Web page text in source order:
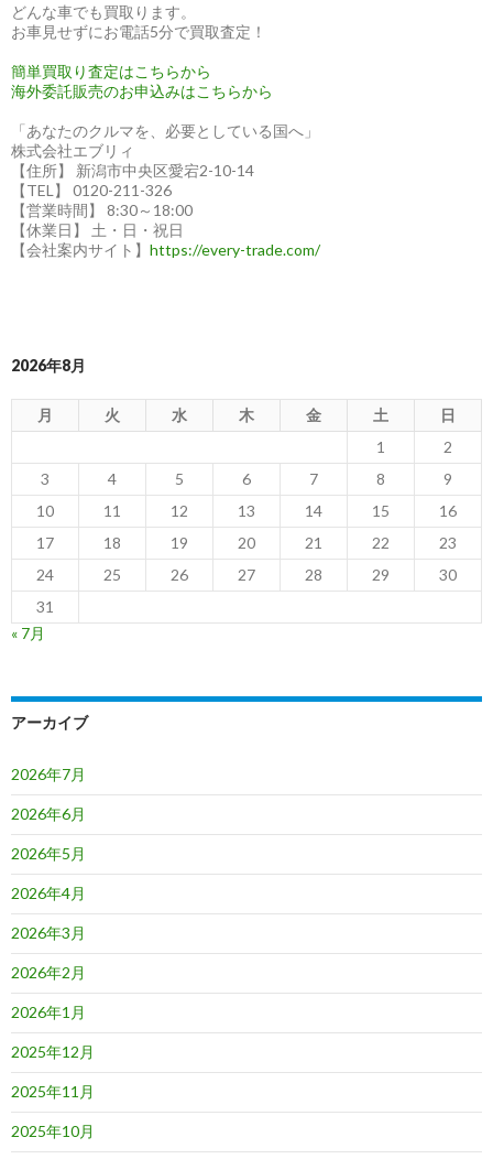
どんな車でも買取ります。
お車見せずにお電話5分で買取査定！
簡単買取り査定はこちらから
海外委託販売のお申込みはこちらから
「あなたのクルマを、必要としている国へ」
株式会社エブリィ
【住所】 新潟市中央区愛宕2-10-14
【TEL】 0120-211-326
【営業時間】 8:30～18:00
【休業日】 土・日・祝日
【会社案内サイト】 https://every-trade.com/
2026年8月
月 火 水 木 金 土
日
1
2
3
4 5 6 7 8
9
10
11 12 13 14 15
16
17
18 19 20 21 22
23
24
25 26 27 28 29
30
31
« 7月
アーカイブ
2026年7月
2026年6月
2026年5月
2026年4月
2026年3月
2026年2月
2026年1月
2025年12月
2025年11月
2025年10月